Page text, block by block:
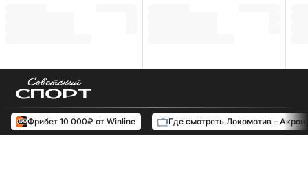
Фрибет 10 000₽ от Winline Где смотреть Локомотив – Акрон